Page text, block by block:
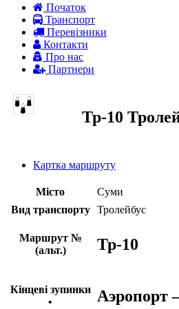
Початок
Транспорт
Перевiзники
Контакти
Про нас
Партнери
Тр-10
Картка маршруту
Місто
Суми
Вид транспорту
Тролейбус
Маршрут №
(альт.)
Тр-10
Кінцеві зупинки
•
Аэропорт